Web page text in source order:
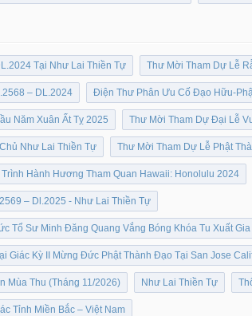
Tại Như Lai Thiền Tự Thư Mời Tham Dự Lễ
– DL.2024 Điện Thư Phân Ưu Cố Đạo Hữu-
Năm Xuân Ất Tỵ 2025 Thư Mời Tham Dự Đại Lễ
Như Lai Thiền Tự Thư Mời Tham Dự Lễ Phật
Hành Hương Tham Quan Hawaii: Honolulu 2024
– Dl.2025 - Như Lai Thiền Tự
Tổ Sư Minh Đăng Quang Vắng Bóng Khóa Tu Xuất Gia
Giác Kỳ II Mừng Đức Phật Thành Đạo Tại San Jose
Mùa Thu (Tháng 11/2026) Như Lai Thiền Tự
Tỉnh Miền Bắc – Việt Nam